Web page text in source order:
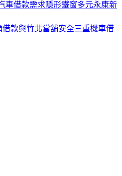
車借款需求隱形鐵窗多元永康新
款與竹北當舖安全三重機車借